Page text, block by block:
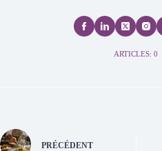
ARTICLES: 0
PRÉCÉDENT